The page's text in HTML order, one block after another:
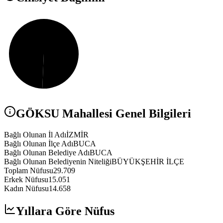
GÖKSU Mahallesi Genel Bilgileri
Bağlı Olunan İl AdıİZMİR
Bağlı Olunan İlçe AdıBUCA
Bağlı Olunan Belediye AdıBUCA
Bağlı Olunan Belediyenin NiteliğiBÜYÜKŞEHİR İLÇE
Toplam Nüfusu29.709
Erkek Nüfusu15.051
Kadın Nüfusu14.658
Yıllara Göre Nüfus